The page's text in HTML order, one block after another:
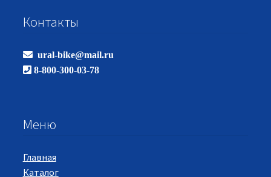
Контакты
ural-bike@mail.ru
8-800-300-03-78
Меню
Главная
Каталог